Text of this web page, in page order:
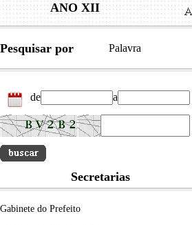
ANO XII
Pesquisar por Palavra
de a
Secretarias
Gabinete do Prefeito